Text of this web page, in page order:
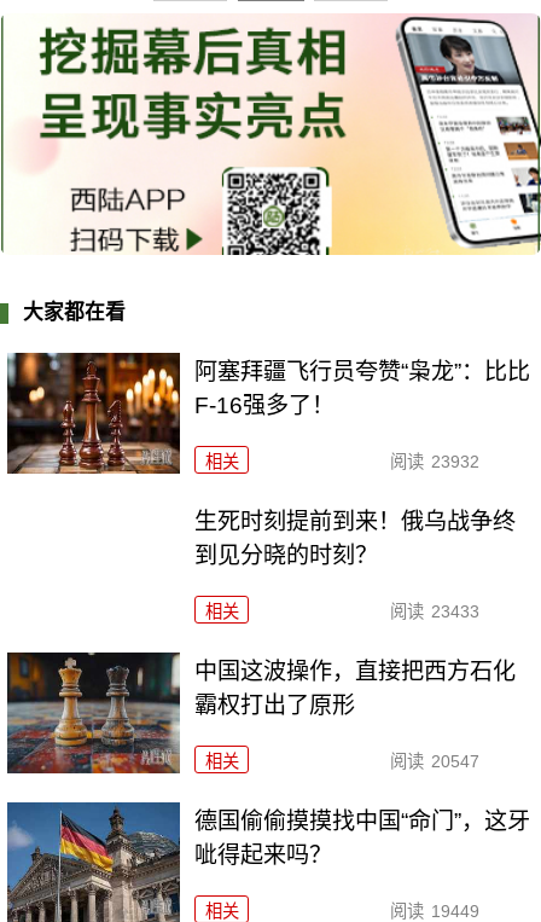
大家都在看
阿塞拜疆飞行员夸赞“枭龙”：比比
F-16强多了！
相关 阅读 23932
生死时刻提前到来！俄乌战争终
到见分晓的时刻？
相关 阅读 23433
中国这波操作，直接把西方石化
霸权打出了原形
相关 阅读 20547
德国偷偷摸摸找中国“命门”，这牙
呲得起来吗？
相关 阅读 19449